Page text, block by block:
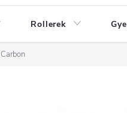
Rollerek